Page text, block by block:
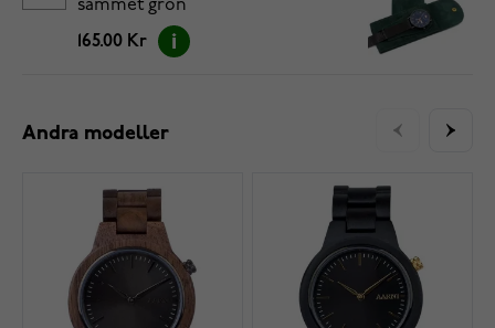
sammet grön
165.00 Kr
Andra modeller